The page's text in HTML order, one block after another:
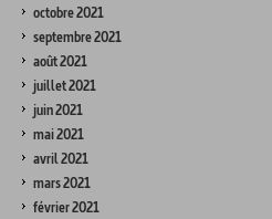
octobre 2021
septembre 2021
août 2021
juillet 2021
juin 2021
mai 2021
avril 2021
mars 2021
février 2021